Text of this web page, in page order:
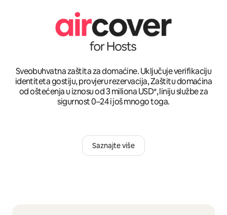
Sveobuhvatna zaštita za domaćine. Uključuje verifikaciju
identiteta gostiju, provjeru rezervacija, Zaštitu domaćina
od oštećenja u iznosu od 3 miliona USD*, liniju službe za
sigurnost 0–24 i još mnogo toga.
Saznajte više